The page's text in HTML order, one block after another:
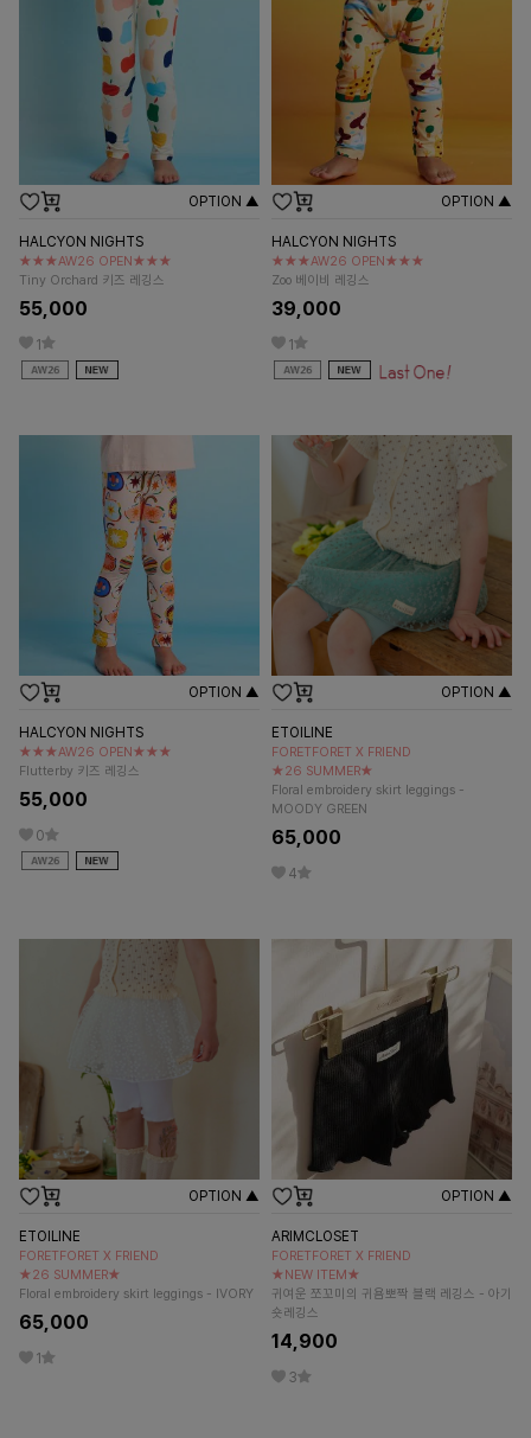
OPTION ▲
HALCYON NIGHTS
★★★AW26 OPEN★★★
Tiny Orchard 키즈 레깅스
55,000
1
OPTION ▲
HALCYON NIGHTS
★★★AW26 OPEN★★★
Zoo 베이비 레깅스
39,000
1
OPTION ▲
HALCYON NIGHTS
★★★AW26 OPEN★★★
Flutterby 키즈 레깅스
55,000
0
OPTION ▲
ETOILINE
FORETFORET X FRIEND
★26 SUMMER★
Floral embroidery skirt leggings -
MOODY GREEN
65,000
4
OPTION ▲
ETOILINE
FORETFORET X FRIEND
★26 SUMMER★
Floral embroidery skirt leggings - IVORY
65,000
1
OPTION ▲
ARIMCLOSET
FORETFORET X FRIEND
★NEW ITEM★
귀여운 쪼꼬미의 귀욤뽀짝 블랙 레깅스 - 아기
숏레깅스
14,900
3